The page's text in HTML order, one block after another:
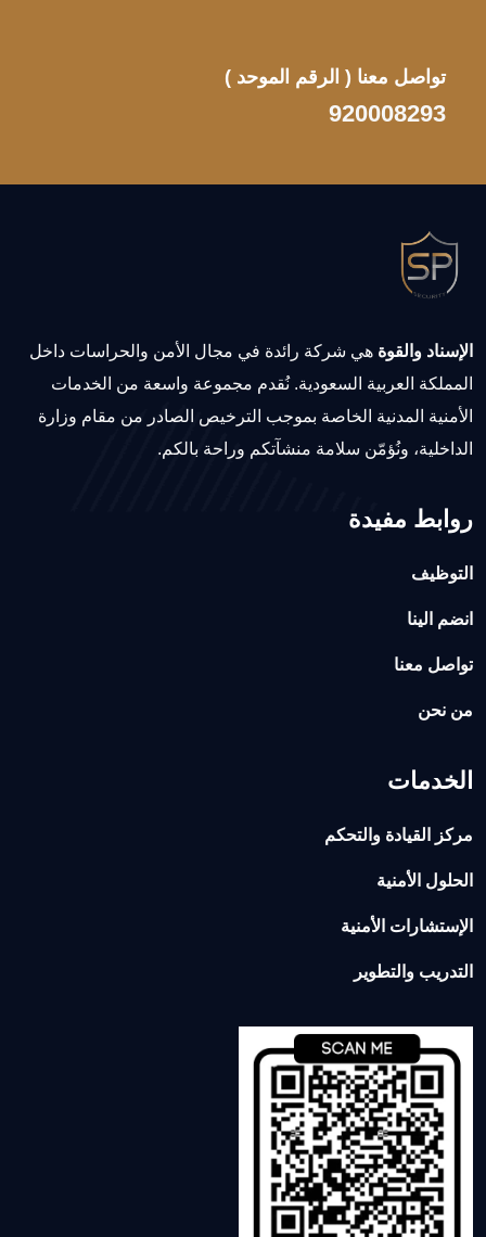
تواصل معنا ( الرقم الموحد )
920008293
الإسناد والقوة هي شركة رائدة في مجال الأمن والحراسات داخل
المملكة العربية السعودية. نُقدم مجموعة واسعة من الخدمات
الأمنية المدنية الخاصة بموجب الترخيص الصادر من مقام وزارة
الداخلية، ونُؤمّن سلامة منشآتكم وراحة بالكم.
روابط مفيدة
التوظيف
انضم الينا
تواصل معنا
من نحن
الخدمات
مركز القيادة والتحكم
الحلول الأمنية
الإستشارات الأمنية
التدريب والتطوير